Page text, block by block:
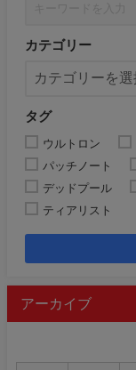
カテゴリー
タグ
ウルトロン
パッチノート
デッドプール
ティアリスト
アーカイブ